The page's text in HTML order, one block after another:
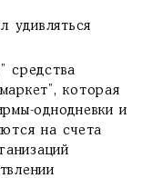
удивляться
средства
которая
однодневки и
на счета